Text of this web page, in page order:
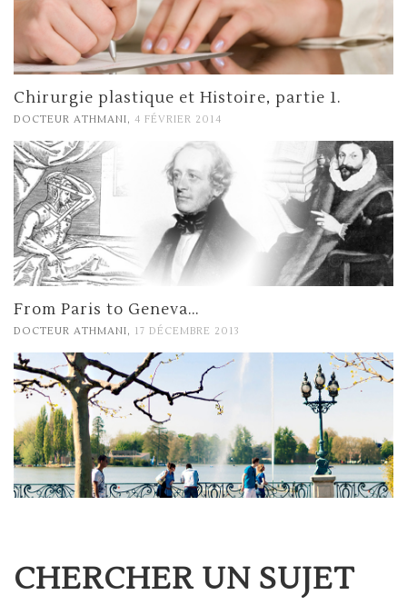
Chirurgie plastique et Histoire, partie 1.
DOCTEUR ATHMANI, 4 FÉVRIER 2014
From Paris to Geneva…
DOCTEUR ATHMANI, 17 DÉCEMBRE 2013
CHERCHER UN SUJET